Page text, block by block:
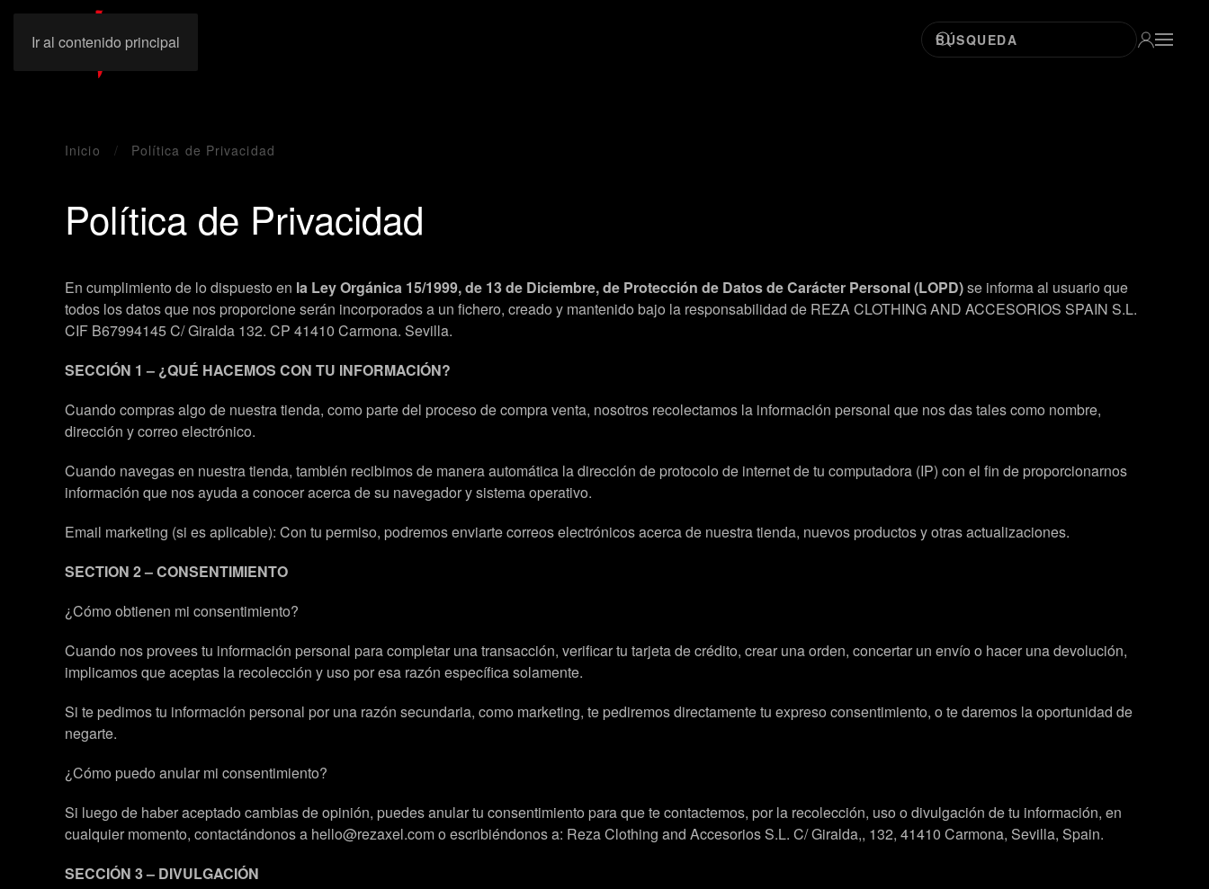
Ir al contenido principal
Inicio Política de Privacidad
Política de Privacidad
En cumplimiento de lo dispuesto en la Ley Orgánica 15/1999, de 13 de Diciembre, de Protección de Datos de Carácter Personal (LOPD)se informa al usuario que
todos los datos que nos proporcione serán incorporados a un fichero, creado y mantenido bajo la responsabilidad de REZA CLOTHING AND ACCESORIOS SPAIN S.L.
CIF B67994145 C/ Giralda 132. CP 41410 Carmona. Sevilla.
SECCIÓN 1 – ¿QUÉ HACEMOS CON TU INFORMACIÓN?
Cuando compras algo de nuestra tienda, como parte del proceso de compra venta, nosotros recolectamos la información personal que nos das tales como nombre,
dirección y correo electrónico.
Cuando navegas en nuestra tienda, también recibimos de manera automática la dirección de protocolo de internet de tu computadora (IP) con el fin de proporcionarnos
información que nos ayuda a conocer acerca de su navegador y sistema operativo.
Email marketing (si es aplicable): Con tu permiso, podremos enviarte correos electrónicos acerca de nuestra tienda, nuevos productos y otras actualizaciones.
SECTION 2 – CONSENTIMIENTO
¿Cómo obtienen mi consentimiento?
Cuando nos provees tu información personal para completar una transacción, verificar tu tarjeta de crédito, crear una orden, concertar un envío o hacer una devolución,
implicamos que aceptas la recolección y uso por esa razón específica solamente.
Si te pedimos tu información personal por una razón secundaria, como marketing, te pediremos directamente tu expreso consentimiento, o te daremos la oportunidad de
negarte.
¿Cómo puedo anular mi consentimiento?
Si luego de haber aceptado cambias de opinión, puedes anular tu consentimiento para que te contactemos, por la recolección, uso o divulgación de tu información, en
cualquier momento, contactándonos a hello@rezaxel.com o escribiéndonos a: Reza Clothing and Accesorios S.L. C/ Giralda,, 132, 41410 Carmona, Sevilla, Spain.
SECCIÓN 3 – DIVULGACIÓN